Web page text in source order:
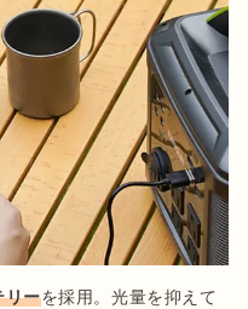
リーを採用。光量を抑えて